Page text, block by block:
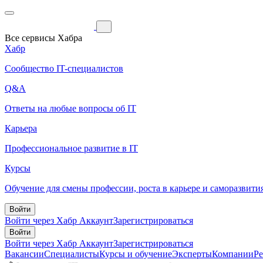
Все сервисы Хабра
Хабр
Сообщество IT-специалистов
Q&A
Ответы на любые вопросы об IT
Карьера
Профессиональное развитие в IT
Курсы
Обучение для смены профессии, роста в карьере и
Войти
Войти через Хабр АккаунтЗарегистрироваться
Войти
Войти через Хабр АккаунтЗарегистрироваться
ВакансииСпециалистыКурсы и обучениеЭкспертыКомпании